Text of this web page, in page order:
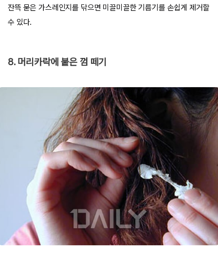
잔뜩 묻은 가스레인지를 닦으면 미끌미끌한 기름기를 손쉽게 제거할
수 있다.
8. 머리카락에 붙은 껌 떼기